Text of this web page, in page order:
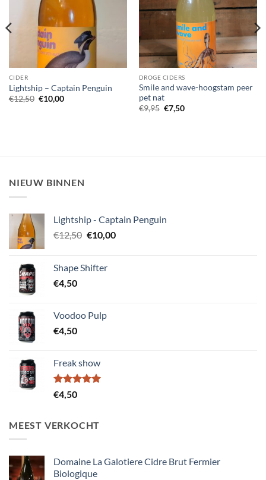
CIDER
Lightship – Captain Penguin
€12,50 Oorspronkelijke
prijs
€10,00Huidige
DROGE CIDERS
Smile and wave-hoogstam peer
pet nat
€9,95 Oorspronkelijke
prijs
€7,50Huidige
NIEUW BINNEN
Lightship - Captain Penguin
€12,50 Oorspronkelijke
€12,50.
€10,00Huidige
Shape Shifter
€4,50
Voodoo Pulp
€4,50
Freak show
Gewaardeerd
5.00
€4,50
MEEST VERKOCHT
Domaine La Galotiere Cidre Brut Fermier
Biologique